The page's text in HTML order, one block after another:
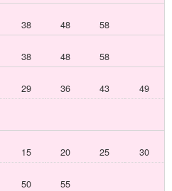
38 48
58
38 48 58
29 36 43 49
15 20 25 30
50 55